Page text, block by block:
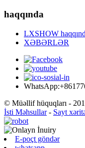
haqqında
LXSHOW
XƏBƏRLƏR
© Müəllif hüquqları -
İsti Məhsullar- Sayt
E-poçt göndər